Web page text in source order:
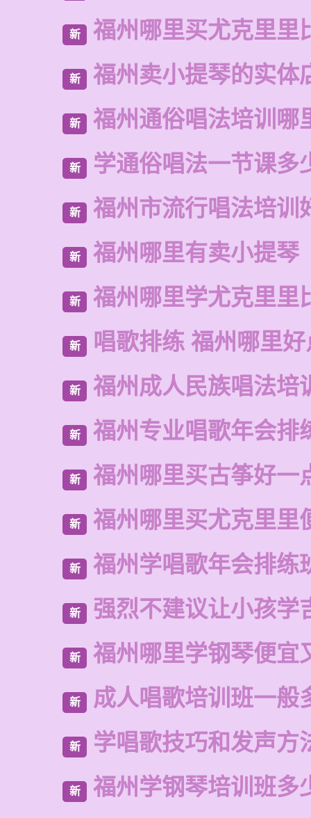
新 福州哪里买尤克里里
新 福州卖小提琴的实体
新 福州通俗唱法培训哪
新 学通俗唱法一节课多
新 福州市流行唱法培训
新 福州哪里有卖小提琴
新 福州哪里学尤克里里
新 唱歌排练 福州哪里
新 福州成人民族唱法培
新 福州专业唱歌年会排
新 福州哪里买古筝好一
新 福州哪里买尤克里里
新 福州学唱歌年会排练
新 强烈不建议让小孩学
新 福州哪里学钢琴便宜
新 成人唱歌培训班一般
新 学唱歌技巧和发声方
新 福州学钢琴培训班多